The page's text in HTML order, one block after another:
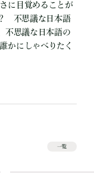
に目覚めることが
不思議な日本語
不思議な日本語の
かにしゃべりたく
一覧